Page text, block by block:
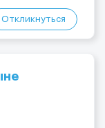
Откликнуться